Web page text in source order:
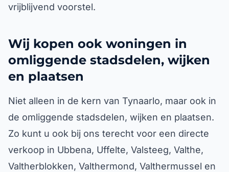
vrijblijvend voorstel.
Wij kopen ook woningen in
omliggende stadsdelen, wijken
en plaatsen
Niet alleen in de kern van Tynaarlo, maar ook in
de omliggende stadsdelen, wijken en plaatsen.
Zo kunt u ook bij ons terecht voor een directe
verkoop in Ubbena, Uffelte, Valsteeg, Valthe,
Valtherblokken, Valthermond, Valthermussel en